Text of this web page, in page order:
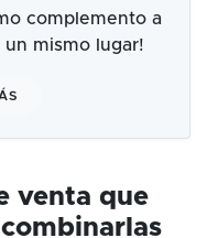
complemento a
mismo lugar!
venta que